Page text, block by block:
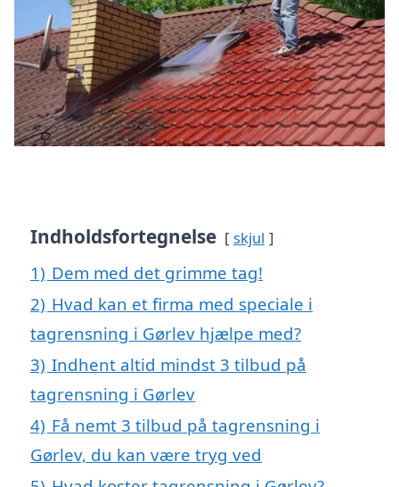
Indholdsfortegnelse skjul
1) Dem med det grimme tag!
2) Hvad kan et firma med speciale i
tagrensning i Gørlev hjælpe med?
3) Indhent altid mindst 3 tilbud på
tagrensning i Gørlev
4) Få nemt 3 tilbud på tagrensning i
Gørlev, du kan være tryg ved